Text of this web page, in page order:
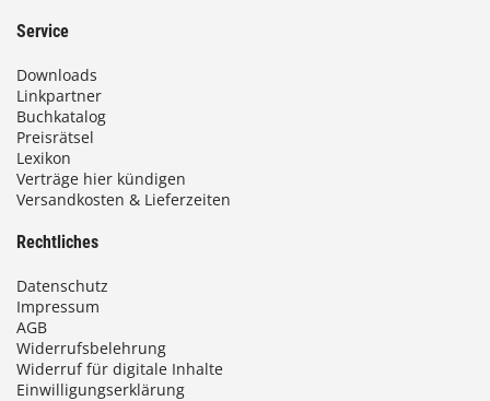
Service
Downloads
Linkpartner
Buchkatalog
Preisrätsel
Lexikon
Verträge hier kündigen
Versandkosten & Lieferzeiten
Rechtliches
Datenschutz
Impressum
AGB
Widerrufsbelehrung
Widerruf für digitale Inhalte
Einwilligungserklärung